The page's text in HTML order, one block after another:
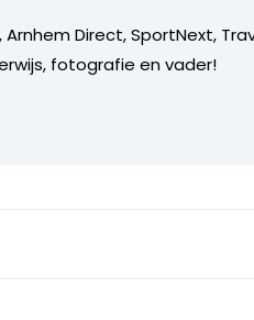
Direct, SportNext,
fotografie en vader!